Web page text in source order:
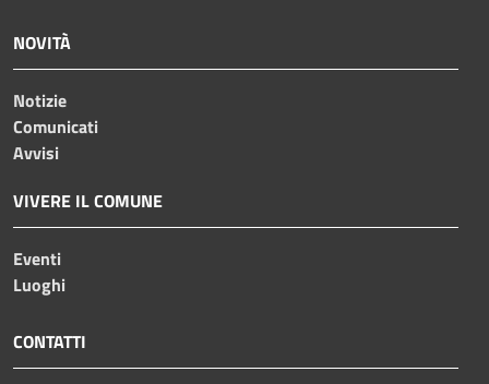
NOVITÀ
Notizie
Comunicati
Avvisi
VIVERE IL COMUNE
Eventi
Luoghi
CONTATTI